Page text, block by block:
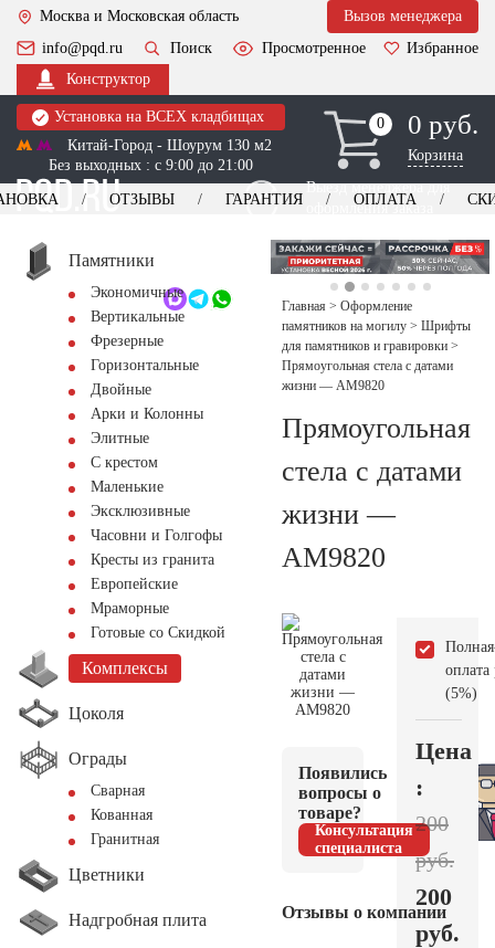
Москва и Московская область
Вызов менеджера
info@pqd.ru
Поиск Просмотренное
Избранное
Конструктор
Установка на ВСЕХ кладбищах
Китай-Город - Шоурум 130 м2
Без выходных : с 9:00 до 21:00
0
0 0 руб.
Корзина
Выезд менеджера для
оформления заказа
+7 (495) 518-44-23
Обратный звонок
ОТЗЫВЫ ГАРАНТИЯ ОПЛАТА
Памятники
Экономичные
Вертикальные
Фрезерные
Горизонтальные
Двойные
Арки и Колонны
Элитные
С крестом
Маленькие
Эксклюзивные
Часовни и Голгофы
Кресты из гранита
Европейские
Мраморные
Готовые со Скидкой
Комплексы
Цоколя
Ограды
Сварная
Кованная
Гранитная
Цветники
Надгробная плита
Главная > Оформление
памятников на могилу > Шрифты
для памятников и гравировки >
Прямоугольная стела с датами
жизни — AM9820
Прямоугольная
стела с датами
жизни —
AM9820
Появились
вопросы о
товаре?
Консультация
специалиста
Отзывы о компании
Полная
оплата
(5%)
Цена
:
200
руб.
200
руб.